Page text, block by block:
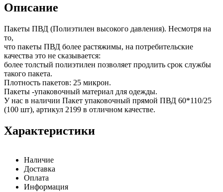
Описание
Пакеты ПВД (Полиэтилен высокого давления). Несмотря на
то,
что пакеты ПВД более растяжимы, на потребительские
качества это не сказывается:
более толстый полиэтилен позволяет продлить срок службы
такого пакета.
Плотность пакетов: 25 микрон.
Пакеты -упаковочный материал для одежды.
У нас в наличии Пакет упаковочный прямой ПВД 60*110/25
(100 шт), артикул 2199 в отличном качестве.
Характеристики
Наличие
Доставка
Оплата
Информация